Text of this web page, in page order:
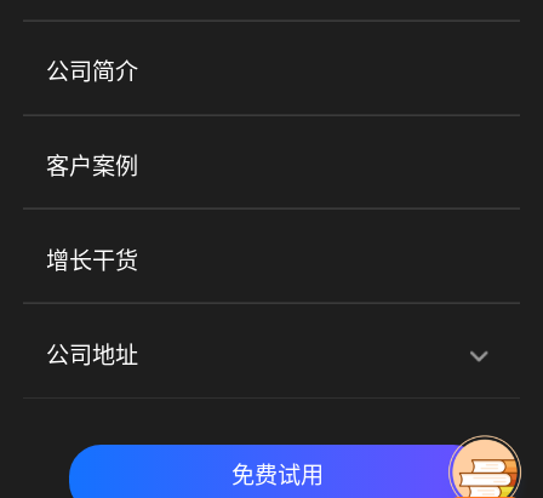
培训机构 职业技能培训 兴趣培训
金融行业
心理机构
实时私域带货 数字化运营
产品
小程序商城 ERP 企微SCRM
社群圈子
公司简介
客户案例
增长干货
公司地址
北京地址：北京市朝阳区朝外大街乙6号23层
免费试用